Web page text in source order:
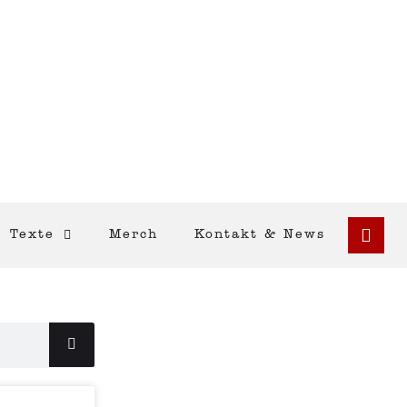
Texte Merch Kontakt & News